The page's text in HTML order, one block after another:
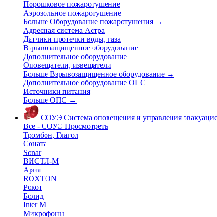
Порошковое пожаротушение
Аэрозольное пожаротушение
Больше Оборудование пожаротушения →
Адресная система Астра
Датчики протечки воды, газа
Взрывозащищенное оборудование
Дополнительное оборудование
Оповещатели, извещатели
Больше Взрывозащищенное оборудование →
Дополнительное оборудование ОПС
Источники питания
Больше ОПС →
СОУЭ Система оповещения и управления
Все - СОУЭ Просмотреть
Тромбон, Глагол
Соната
Sonar
ВИСТЛ-М
Ария
ROXTON
Рокот
Болид
Inter M
Микрофоны